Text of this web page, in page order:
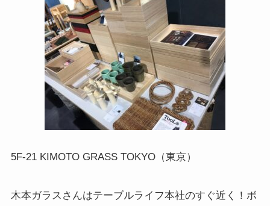
5F-21 KIMOTO GRASS TOKYO（東京）
木本ガラスさんはテーブルライフ本社のすぐ近く！ボ